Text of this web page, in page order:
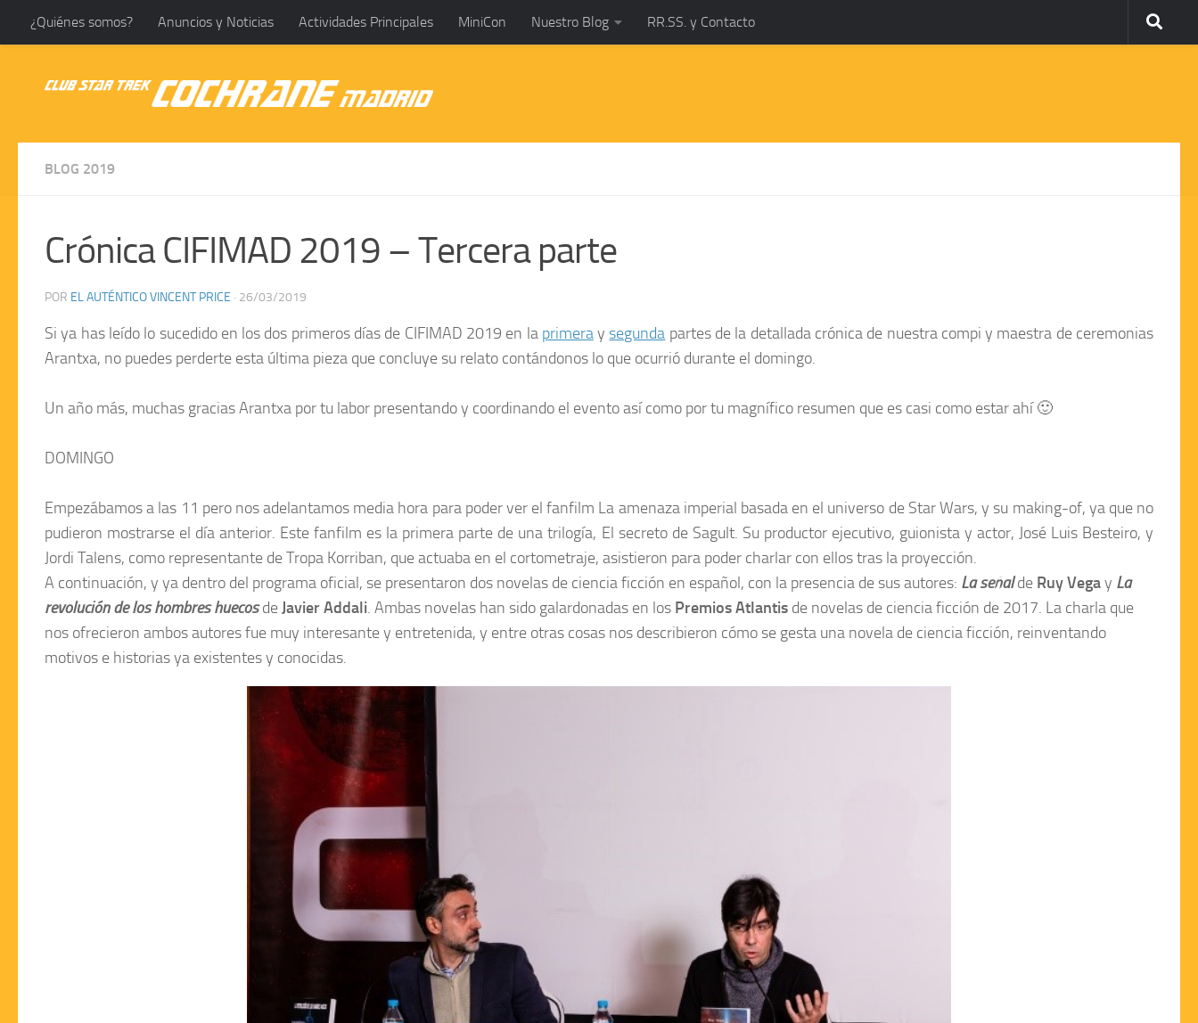
Saltar al contenido
¿Quiénes somos? Anuncios y Noticias Actividades Principales MiniCon Nuestro Blog RR.SS. y Contacto
BLOG 2019
Crónica CIFIMAD 2019 – Tercera parte
POR EL AUTÉNTICO VINCENT PRICE · 26/03/2019
Si ya has leído lo sucedido en los dos primeros días de CIFIMAD 2019 en la primeray segunda partes de la detallada crónica de nuestra compi y maestra de ceremonias
Arantxa, no puedes perderte esta última pieza que concluye su relato contándonos lo que ocurrió durante el domingo.
Un año más, muchas graciasArantxa por tu labor presentando y coordinando el evento así como por tu magnífico resumen que es casi como estar ahí 🙂
DOMINGO
Empezábamos a las 11 pero nos adelantamos media hora para poder ver elfanfilm La amenaza imperial basada en el universo de Star Wars, y su making-of, ya que no
pudieron mostrarse el día anterior. Estefanfilm es la primera parte de una trilogía, El secreto de Sagult. Su productor ejecutivo, guionista y actor, José Luis Besteiro, y
Jordi Talens, como representante deTropa Korriban, que actuaba en el cortometraje, asistieron para poder charlar con ellos tras la proyección.
A continuación, y ya dentro del programa oficial, se presentaron dos novelas de ciencia ficción en español, con la presencia de sus autores: La señalde Ruy Vegay La
revolución de los hombres huecosdeJavier Addali. Ambas novelas han sido galardonadas en los Premios Atlantis de novelas de ciencia ficción de 2017. La charla que
nos ofrecieron ambos autores fue muy interesante y entretenida, y entre otras cosas nos describieron cómo se gesta una novela de ciencia ficción, reinventando
motivos e historias ya existentes y conocidas.